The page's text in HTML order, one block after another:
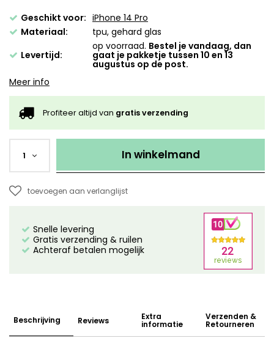
Geschikt voor: iPhone 14 Pro
Materiaal:
tpu, gehard glas
Levertijd:
op voorraad. Bestel je vandaag, dan
gaat je pakketje tussen 10 en 13
augustus op de post.
Meer info
Profiteer altijd van gratis verzending
1 In winkelmand
toevoegen aan verlanglijst
Snelle levering
Gratis verzending & ruilen
Achteraf betalen mogelijk
Beschrijving Reviews Extra
informatie
Verzenden &
Retourneren